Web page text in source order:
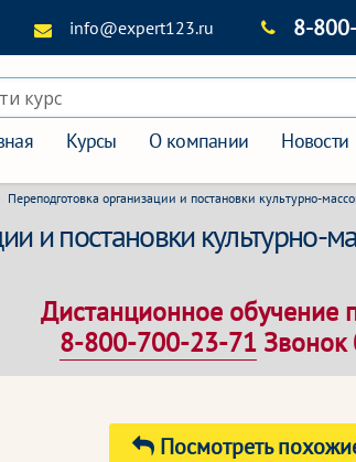
info@expert123.ru 8-
курс
Курсы О компании Новости
Переподготовка организации и постановки культурно-
и постановки культурно-
Дистанционное обучение
8-800-700-23-71 Звонок
Посмотреть